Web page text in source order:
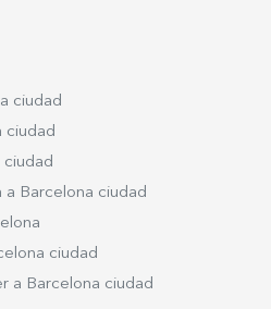
ciudad
ciudad
a Barcelona ciudad
ciudad
a Barcelona ciudad